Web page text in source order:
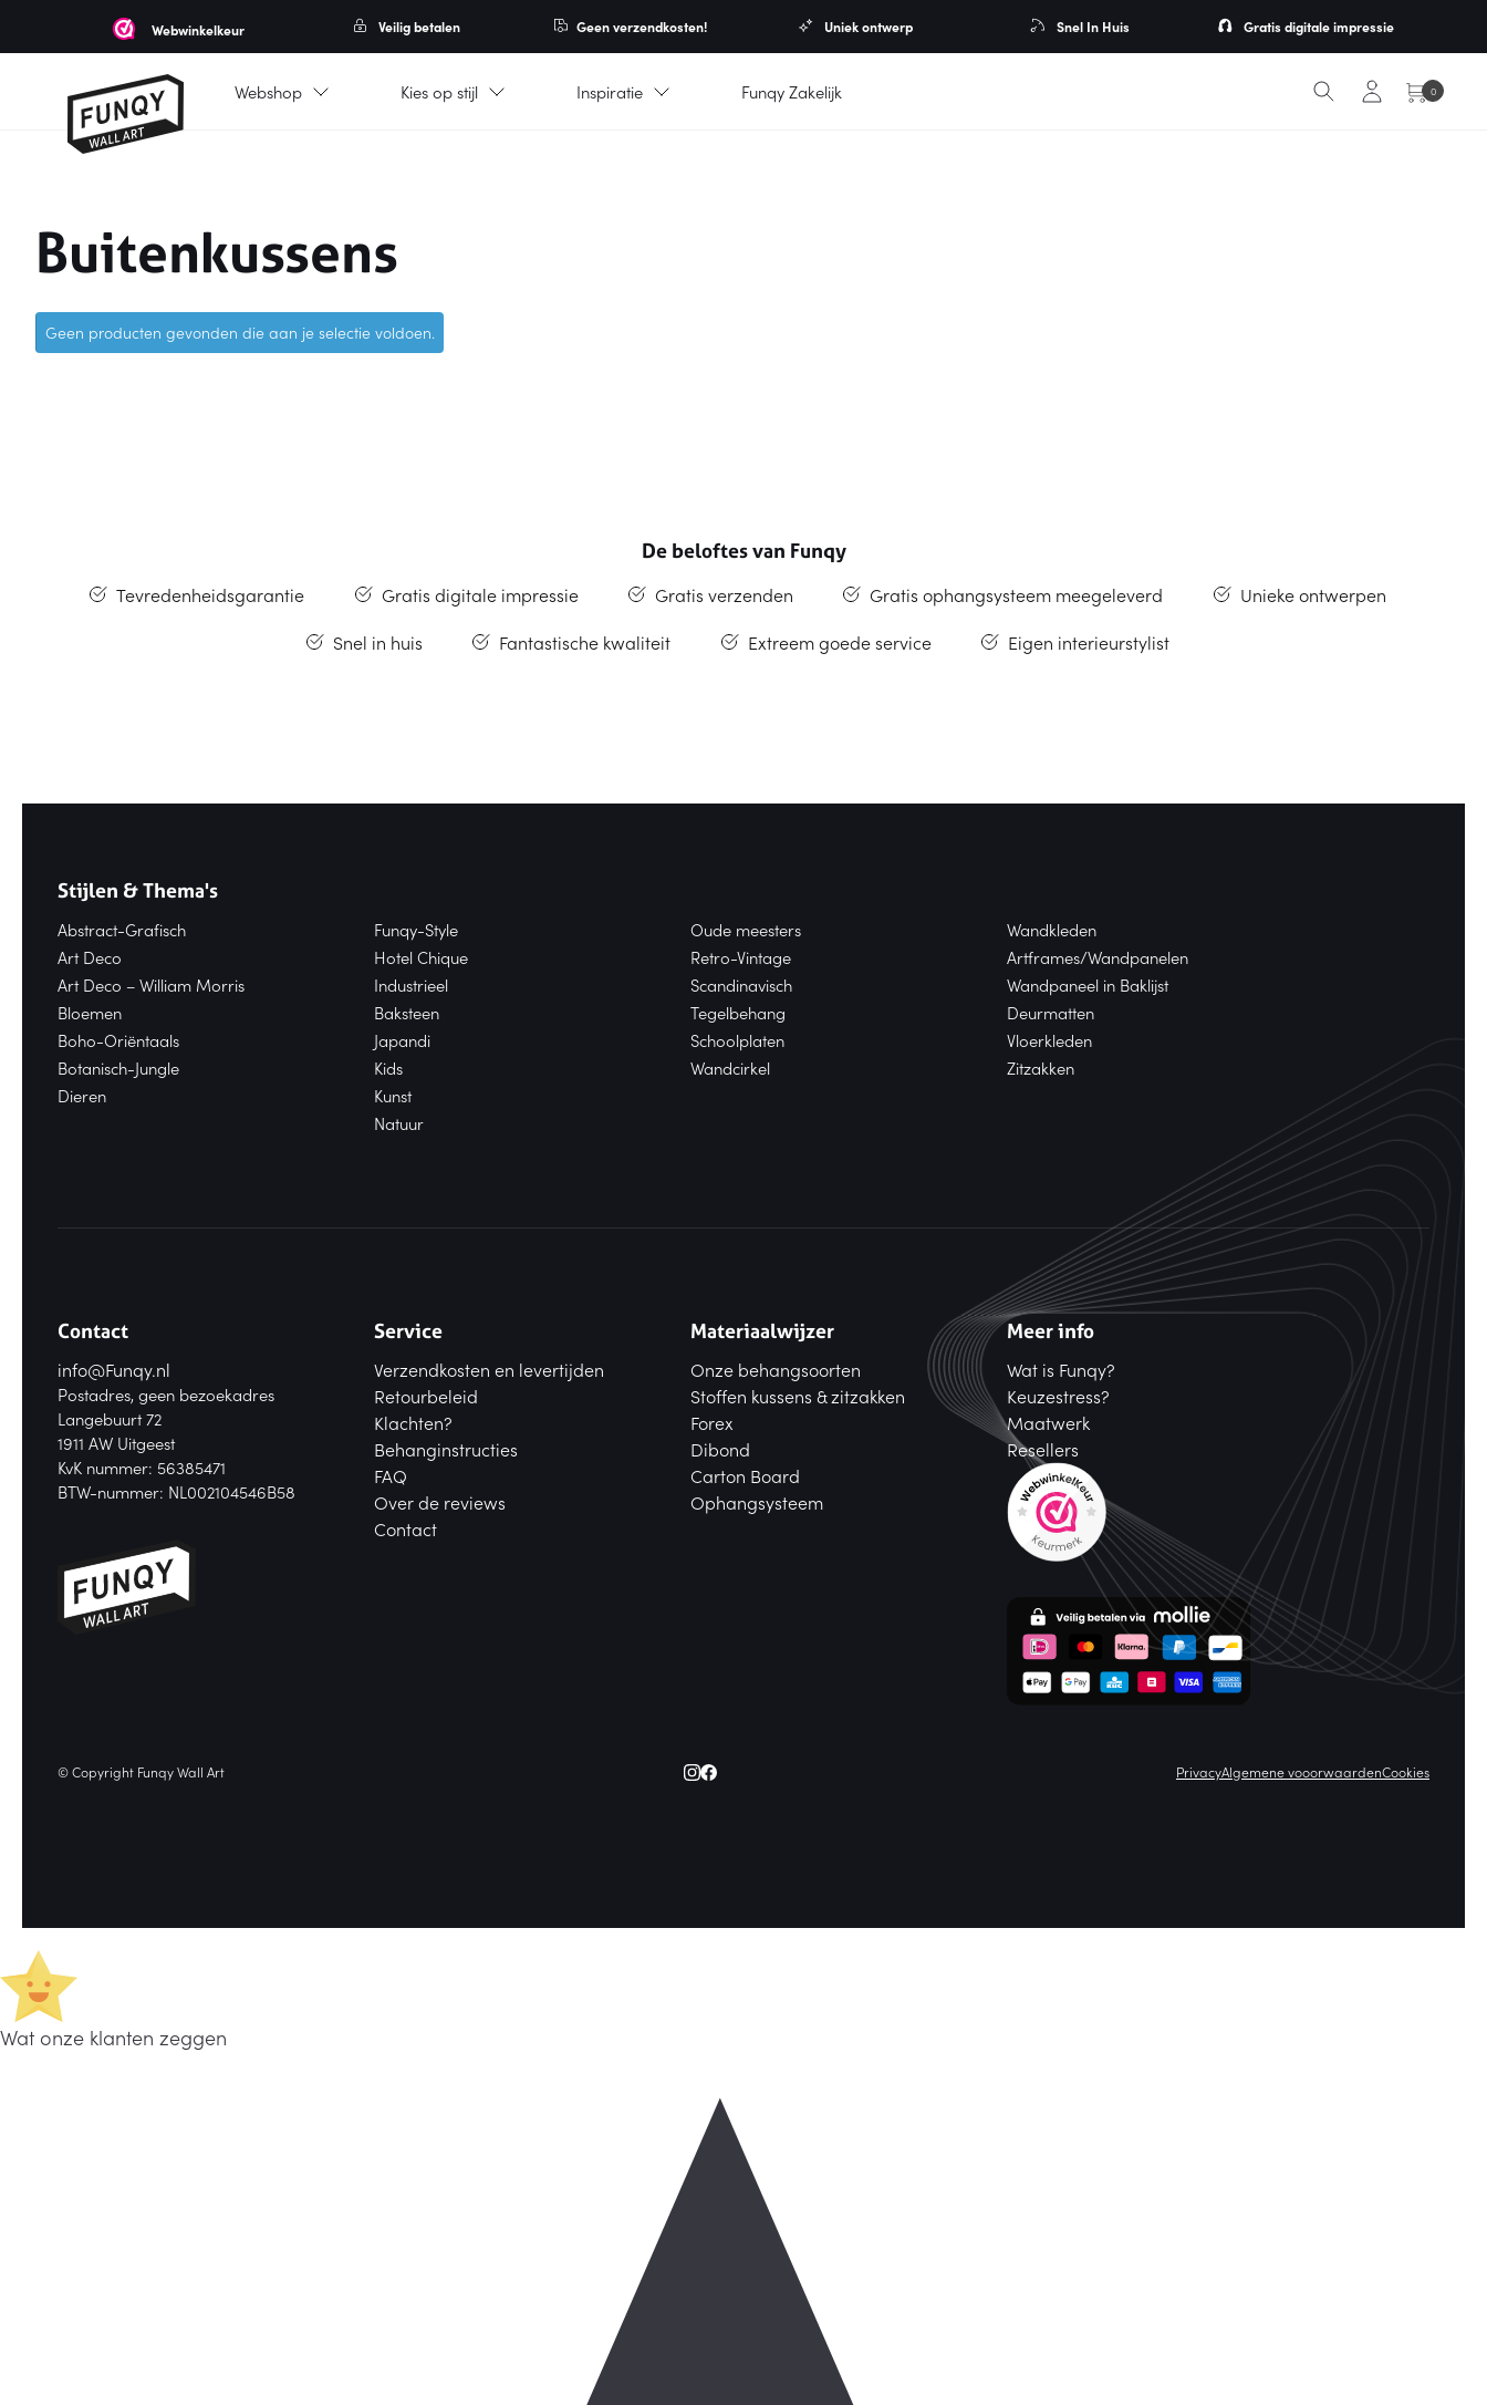
Webwinkelkeur Veilig betalen Geen verzendkosten! Uniek ontwerp Snel In Huis Gratis digitale impressie
Webshop Kies op stijl Inspiratie Funqy Zakelijk 0
Buitenkussens
Geen producten gevonden die aan je selectie voldoen.
De beloftes van Funqy
Tevredenheidsgarantie Gratis digitale impressie Gratis verzenden Gratis ophangsysteem meegeleverd
Unieke ontwerpen
Snel in huis
Fantastische kwaliteit Extreem goede service Eigen interieurstylist
Stijlen & Thema's
Abstract-Grafisch
Art Deco
Art Deco – William Morris
Bloemen
Boho-Oriëntaals
Botanisch-Jungle
Dieren
Funqy-Style
Hotel Chique
Industrieel
Baksteen
Japandi
Kids
Kunst
Natuur
Oude meesters
Retro-Vintage
Scandinavisch
Tegelbehang
Schoolplaten
Wandcirkel
Wandkleden
Artframes/Wandpanelen
Wandpaneel in Baklijst
Deurmatten
Vloerkleden
Zitzakken
Contact
info@Funqy.nl
Postadres, geen bezoekadres
Langebuurt 72
1911 AW Uitgeest
KvK nummer: 56385471
BTW-nummer: NL002104546B58
Service
Verzendkosten en levertijden
Retourbeleid
Klachten?
Behanginstructies
FAQ
Over de reviews
Contact
Materiaalwijzer
Onze behangsoorten
Stoffen kussens & zitzakken
Forex
Dibond
Carton Board
Ophangsysteem
Meer info
Wat is Funqy?
Keuzestress?
Maatwerk
Resellers
© Copyright Funqy Wall Art PrivacyAlgemene vooorwaardenCookies
Wat onze klanten zeggen